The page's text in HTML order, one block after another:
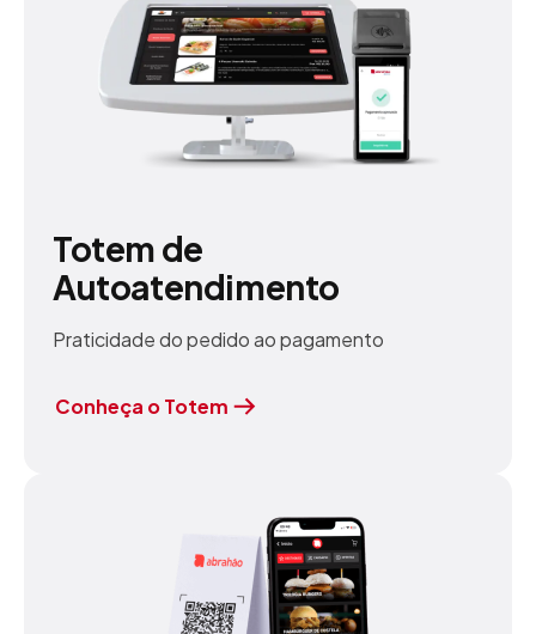
Totem de
Autoatendimento
Praticidade do pedido ao pagamento
Conheça o Totem